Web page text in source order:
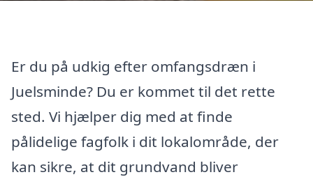
Er du på udkig efter omfangsdræn i
Juelsminde? Du er kommet til det rette
sted. Vi hjælper dig med at finde
pålidelige fagfolk i dit lokalområde, der
kan sikre, at dit grundvand bliver